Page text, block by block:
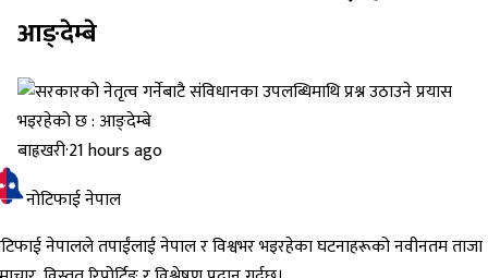
आङ्देम्बे
बाह्रखरी·21 hours ago
नोटिफाई नेपाल
नेपालले तपाईंलाई नेपाल र विश्वभर भइरहेका घटनाहरूको नवीनतम ताजा